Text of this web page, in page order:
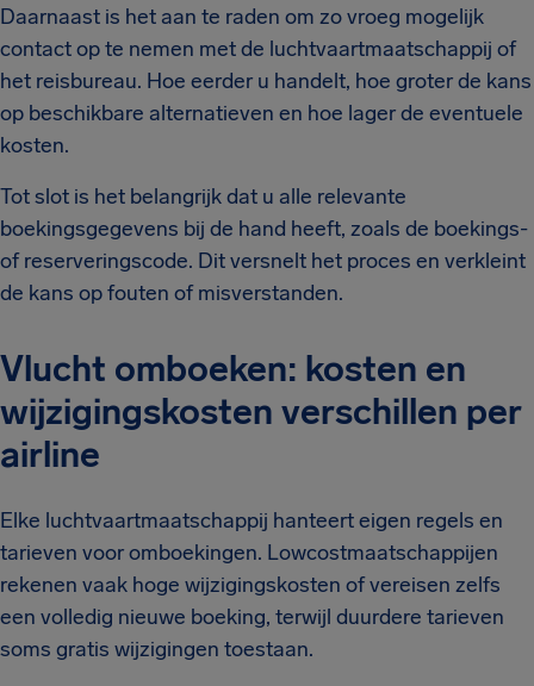
Daarnaast is het aan te raden om zo vroeg mogelijk
contact op te nemen met de luchtvaartmaatschappij of
het reisbureau. Hoe eerder u handelt, hoe groter de kans
op beschikbare alternatieven en hoe lager de eventuele
kosten.
Tot slot is het belangrijk dat u alle relevante
boekingsgegevens bij de hand heeft, zoals de boekings-
of reserveringscode. Dit versnelt het proces en verkleint
de kans op fouten of misverstanden.
Vlucht omboeken: kosten en
wijzigingskosten verschillen per
airline
Elke luchtvaartmaatschappij hanteert eigen regels en
tarieven voor omboekingen. Lowcostmaatschappijen
rekenen vaak hoge wijzigingskosten of vereisen zelfs
een volledig nieuwe boeking, terwijl duurdere tarieven
soms gratis wijzigingen toestaan.